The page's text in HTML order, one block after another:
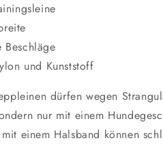
Beschläge
und Kunststoff
dürfen wegen
nur mit einem
einem Halsband können